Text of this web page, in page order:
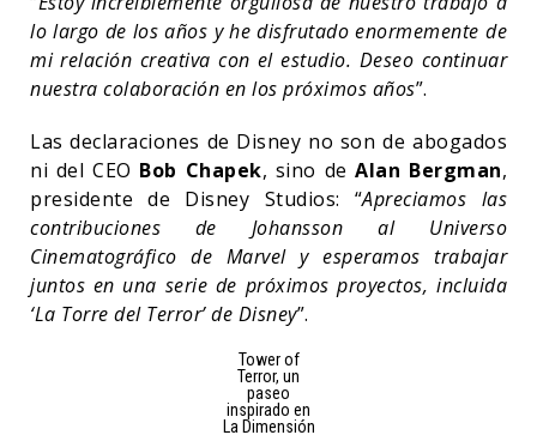
lo largo de los años y he disfrutado enormemente de
mi relación creativa con el estudio. Deseo continuar
nuestra colaboración en los próximos años”.
Las declaraciones de Disney no son de abogados
ni del CEO Bob Chapek, sino de Alan Bergman,
presidente de Disney Studios: “Apreciamos las
contribuciones de Johansson al Universo
Cinematográfico de Marvel y esperamos trabajar
juntos en una serie de próximos proyectos, incluida
‘La Torre del Terror’ de Disney”.
Tower of
Terror, un
paseo
inspirado en
La Dimensión